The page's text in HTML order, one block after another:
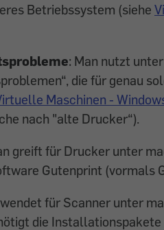
Betriebssystem (siehe
: Man nutzt
die für genau
Maschinen -
nach "alte Drucker“).
greift für Drucker unter
Gutenprint (vormals
für Scanner unter
die